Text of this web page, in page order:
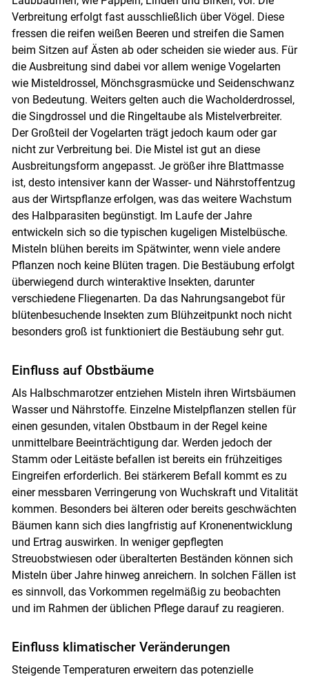
Skip to main content
Verbreitung erfolgt fast ausschließlich über Vögel. Diese
fressen die reifen weißen Beeren und streifen die Samen
beim Sitzen auf Ästen ab oder scheiden sie wieder aus. Für
die Ausbreitung sind dabei vor allem wenige Vogelarten
wie Misteldrossel, Mönchsgrasmücke und Seidenschwanz
von Bedeutung. Weiters gelten auch die Wacholderdrossel,
die Singdrossel und die Ringeltaube als Mistelverbreiter.
Der Großteil der Vogelarten trägt jedoch kaum oder gar
nicht zur Verbreitung bei. Die Mistel ist gut an diese
Ausbreitungsform angepasst. Je größer ihre Blattmasse
ist, desto intensiver kann der Wasser- und Nährstoffentzug
aus der Wirtspflanze erfolgen, was das weitere Wachstum
des Halbparasiten begünstigt. Im Laufe der Jahre
entwickeln sich so die typischen kugeligen Mistelbüsche.
Misteln blühen bereits im Spätwinter, wenn viele andere
Pflanzen noch keine Blüten tragen. Die Bestäubung erfolgt
überwiegend durch winteraktive Insekten, darunter
verschiedene Fliegenarten. Da das Nahrungsangebot für
blütenbesuchende Insekten zum Blühzeitpunkt noch nicht
besonders groß ist funktioniert die Bestäubung sehr gut.
Einfluss auf Obstbäume
Als Halbschmarotzer entziehen Misteln ihren Wirtsbäumen
Wasser und Nährstoffe. Einzelne Mistelpflanzen stellen für
einen gesunden, vitalen Obstbaum in der Regel keine
unmittelbare Beeinträchtigung dar. Werden jedoch der
Stamm oder Leitäste befallen ist bereits ein frühzeitiges
Eingreifen erforderlich. Bei stärkerem Befall kommt es zu
einer messbaren Verringerung von Wuchskraft und Vitalität
kommen. Besonders bei älteren oder bereits geschwächten
Bäumen kann sich dies langfristig auf Kronenentwicklung
und Ertrag auswirken. In weniger gepflegten
Streuobstwiesen oder überalterten Beständen können sich
Misteln über Jahre hinweg anreichern. In solchen Fällen ist
es sinnvoll, das Vorkommen regelmäßig zu beobachten
und im Rahmen der üblichen Pflege darauf zu reagieren.
Einfluss klimatischer Veränderungen
Steigende Temperaturen erweitern das potenzielle